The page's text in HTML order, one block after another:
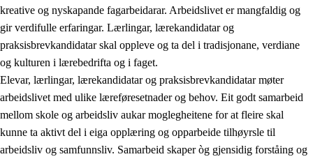
3. Prinsipp for praksisen i skolen
3.1 Eit inkluderande læringsmiljø
3.2 Undervisning og tilpassa opplæring
kreative og nyskapande fagarbeidarar. Arbeidslivet er mangfaldig og
gir verdifulle erfaringar. Lærlingar, lærekandidatar og
praksisbrevkandidatar skal oppleve og ta del i tradisjonane, verdiane
og kulturen i lærebedrifta og i faget.
Elevar, lærlingar, lærekandidatar og praksisbrevkandidatar møter
arbeidslivet med ulike læreføresetnader og behov. Eit godt samarbeid
mellom skole og arbeidsliv aukar moglegheitene for at fleire skal
kunne ta aktivt del i eiga opplæring og opparbeide tilhøyrsle til
arbeidsliv og samfunnsliv. Samarbeid skaper òg gjensidig forståing og